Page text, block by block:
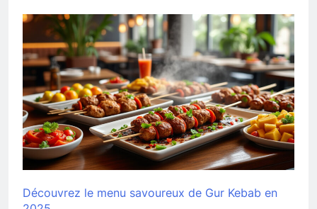
Découvrez le menu savoureux de Gur Kebab en